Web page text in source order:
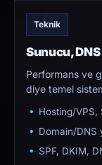
Teknik
Sunucu,
Performans ve
diye temel
Hosting/VPS,
Domain/DNS
SPF, DKIM,